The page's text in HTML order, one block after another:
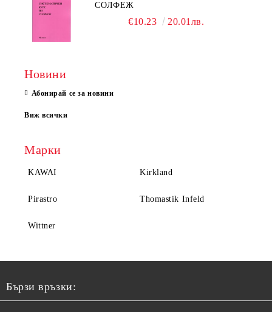
СОЛФЕЖ
€10.23 20.01лв.
Новини
Абонирай се за новини
Виж всички
Марки
KAWAI Kirkland
Pirastro Thomastik Infeld
Wittner
Бързи връзки: